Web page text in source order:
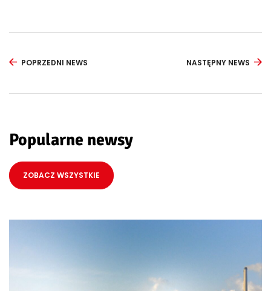
POPRZEDNI NEWS NASTĘPNY NEWS
Popularne newsy
ZOBACZ WSZYSTKIE